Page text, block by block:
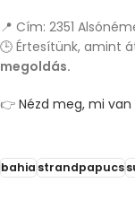
📍 Cím: 2351
🕒 Értesítünk, amint
megoldás.
👉 Nézd meg, mi van
bahiastrandpapucs